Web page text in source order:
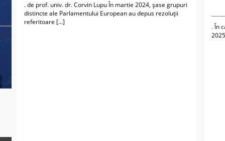
. de prof. univ. dr. Corvin Lupu În martie 2024, șase grupuri
distincte ale Parlamentului European au depus rezoluții
referitoare […]
. În